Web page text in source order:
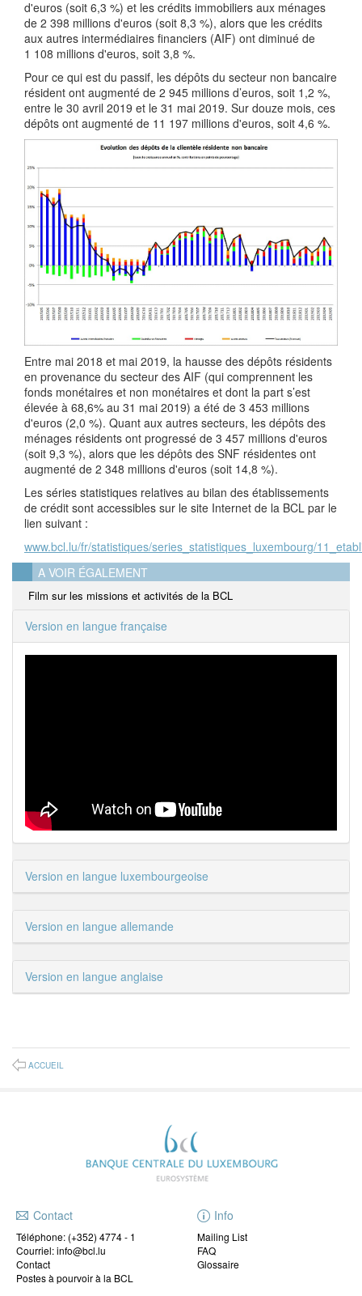
d'euros (soit 6,3 %) et les crédits immobiliers aux ménages
de 2 398 millions d'euros (soit 8,3 %), alors que les crédits
aux autres intermédiaires financiers (AIF) ont diminué de
1 108 millions d'euros, soit 3,8 %.
Pour ce qui est du passif, les dépôts du secteur non bancaire
résident ont augmenté de 2 945 millions d’euros, soit 1,2 %,
entre le 30 avril 2019 et le 31 mai 2019. Sur douze mois, ces
dépôts ont augmenté de 11 197 millions d'euros, soit 4,6 %.
Entre mai 2018 et mai 2019, la hausse des dépôts résidents
en provenance du secteur des AIF (qui comprennent les
fonds monétaires et non monétaires et dont la part s’est
élevée à 68,6% au 31 mai 2019) a été de 3 453 millions
d'euros (2,0 %). Quant aux autres secteurs, les dépôts des
ménages résidents ont progressé de 3 457 millions d'euros
(soit 9,3 %), alors que les dépôts des SNF résidentes ont
augmenté de 2 348 millions d'euros (soit 14,8 %).
Les séries statistiques relatives au bilan des établissements
de crédit sont accessibles sur le site Internet de la BCL par le
lien suivant :
www.bcl.lu/fr/statistiques/series_statistiques_luxembourg/
A VOIR ÉGALEMENT
Film sur les missions et activités de la BCL
Version en langue française
Version en langue luxembourgeoise
Version en langue allemande
Version en langue anglaise
ACCUEIL
Contact
Téléphone: (+352) 4774 - 1
Courriel: info@bcl.lu
Contact
Postes à pourvoir à la BCL
Info
Mailing List
FAQ
Glossaire